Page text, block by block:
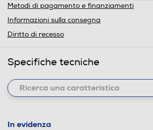
Metodi di pagamento e finanziamenti
Informazioni sulla consegna
Diritto di recesso
Specifiche tecniche
In evidenza